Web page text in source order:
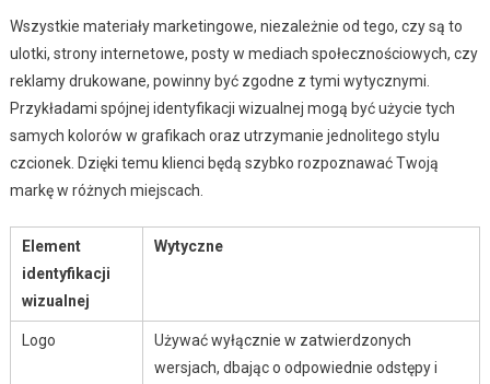
Wszystkie materiały marketingowe, niezależnie od tego, czy są to
ulotki, strony internetowe, posty w mediach społecznościowych, czy
reklamy drukowane, powinny być zgodne z tymi wytycznymi.
Przykładami spójnej identyfikacji wizualnej mogą być użycie tych
samych kolorów w grafikach oraz utrzymanie jednolitego stylu
czcionek. Dzięki temu klienci będą szybko rozpoznawać Twoją
markę w różnych miejscach.
Element
identyfikacji
wizualnej
Wytyczne
Logo
Używać wyłącznie w zatwierdzonych
wersjach, dbając o odpowiednie odstępy i